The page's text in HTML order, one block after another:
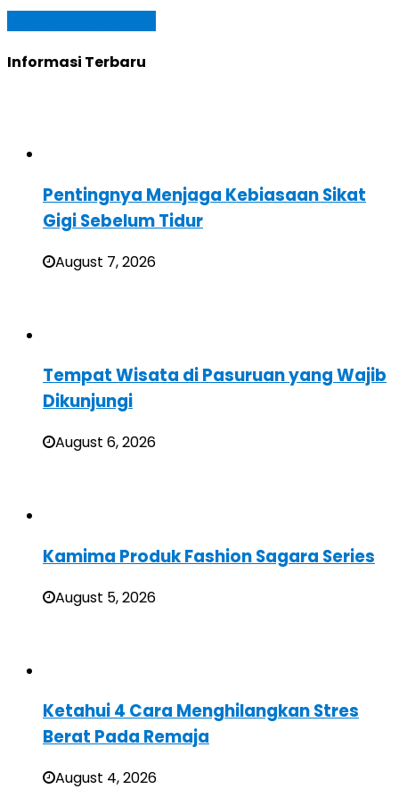
Informasi Terbaru
Pentingnya Menjaga Kebiasaan Sikat
Gigi Sebelum Tidur
August 7, 2026
Tempat Wisata di Pasuruan yang Wajib
Dikunjungi
August 6, 2026
Kamima Produk Fashion Sagara Series
August 5, 2026
Ketahui 4 Cara Menghilangkan Stres
Berat Pada Remaja
August 4, 2026